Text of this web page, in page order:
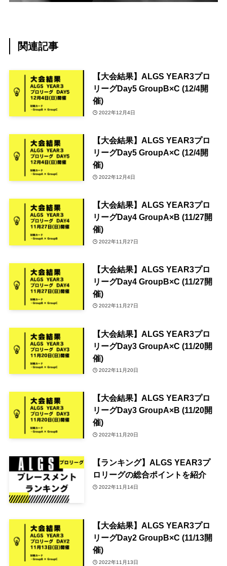
関連記事
【大会結果】ALGS YEAR3プロ
リーグDay5 GroupB×C (12/4開
催)
2022年12月4日
【大会結果】ALGS YEAR3プロ
リーグDay5 GroupA×C (12/4開
催)
2022年12月4日
【大会結果】ALGS YEAR3プロ
リーグDay4 GroupA×B (11/27開
催)
2022年11月27日
【大会結果】ALGS YEAR3プロ
リーグDay4 GroupB×C (11/27開
催)
2022年11月27日
【大会結果】ALGS YEAR3プロ
リーグDay3 GroupA×C (11/20開
催)
2022年11月20日
【大会結果】ALGS YEAR3プロ
リーグDay3 GroupA×B (11/20開
催)
2022年11月20日
【ランキング】ALGS YEAR3プ
ロリーグの総合ポイントを紹介
2022年11月14日
【大会結果】ALGS YEAR3プロ
リーグDay2 GroupB×C (11/13開
催)
2022年11月13日